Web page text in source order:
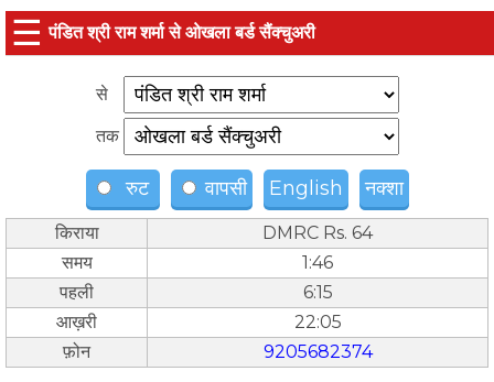
☰ पंडित श्री राम शर्मा से ओखला बर्ड सैंक्चुअरी
से
तक
रुट वापसी English नक्शा
किराया
DMRC Rs. 64
समय
1:46
पहली
6:15
आख़री
22:05
फ़ोन
9205682374